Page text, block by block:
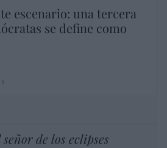
escenario: una tercera
se define como
señor de los eclipses